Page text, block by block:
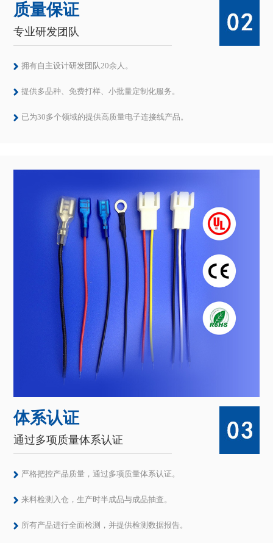
质量保证
专业研发团队
拥有自主设计研发团队20余人。
提供多品种、免费打样、小批量定制化服务。
已为30多个领域的提供高质量电子连接线产品。
体系认证
通过多项质量体系认证
严格把控产品质量，通过多项质量体系认证。
来料检测入仓，生产时半成品与成品抽查。
所有产品进行全面检测，并提供检测数据报告。